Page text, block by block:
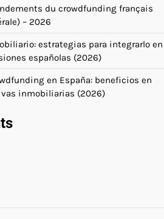
du crowdfunding français
– 2026
estrategias para integrarlo en
españolas (2026)
en España: beneficios en
inmobiliarias (2026)